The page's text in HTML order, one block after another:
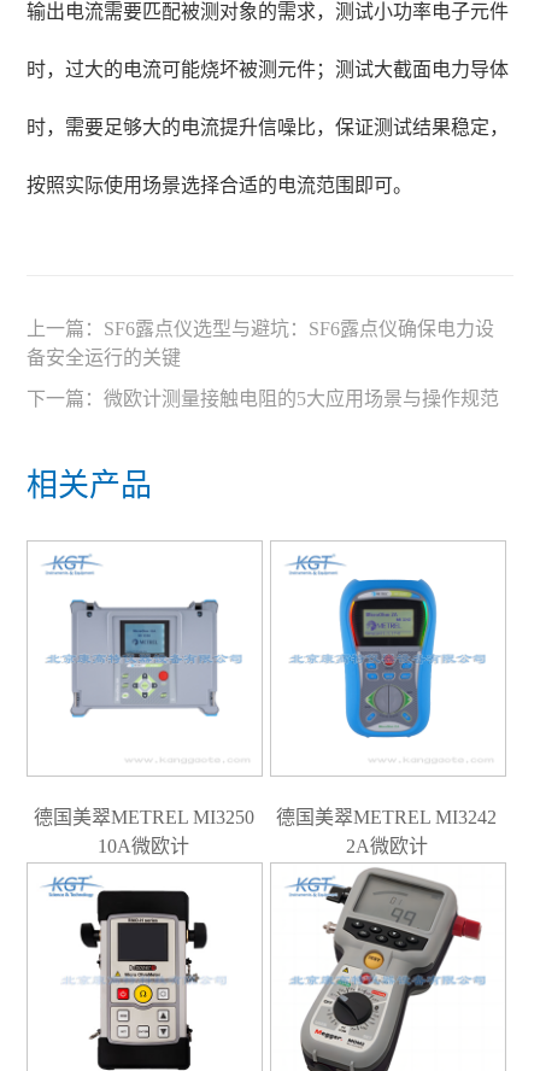
输出电流需要匹配被测对象的需求，测试小功率电子元件
时，过大的电流可能烧坏被测元件；测试大截面电力导体
时，需要足够大的电流提升信噪比，保证测试结果稳定，
按照实际使用场景选择合适的电流范围即可。
上一篇： SF6露点仪选型与避坑：SF6露点仪确保电力设
备安全运行的关键
下一篇：微欧计测量接触电阻的5大应用场景与操作规范
相关产品
德国美翠METREL MI3250
10A微欧计
德国美翠METREL MI3242
2A微欧计